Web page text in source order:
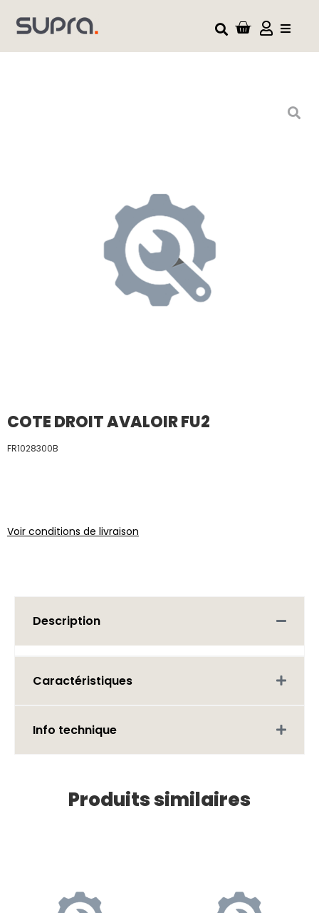
COTE DROIT AVALOIR FU2
FR1028300B
Voir conditions de livraison
Description
Caractéristiques
Info technique
Produits similaires